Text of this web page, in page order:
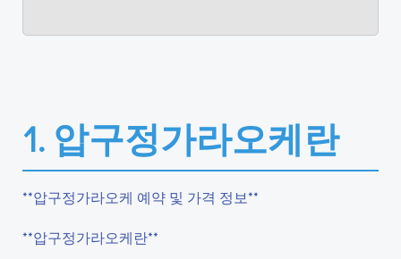
1. 압구정가라오케란
**압구정가라오케 예약 및 가격 정보**
**압구정가라오케란**